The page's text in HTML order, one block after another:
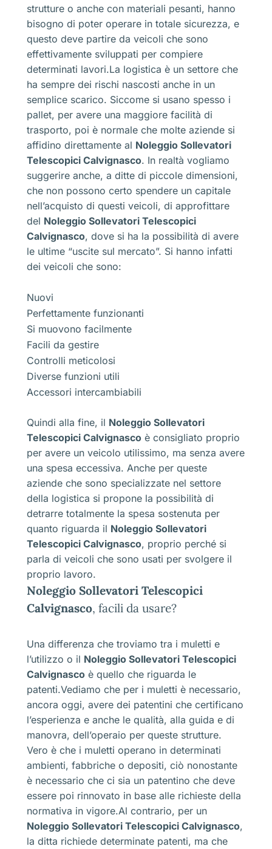
strutture o anche con materiali pesanti, hanno
bisogno di poter operare in totale sicurezza, e
questo deve partire da veicoli che sono
effettivamente sviluppati per compiere
determinati lavori.La logistica è un settore che
ha sempre dei rischi nascosti anche in un
semplice scarico. Siccome si usano spesso i
pallet, per avere una maggiore facilità di
trasporto, poi è normale che molte aziende si
affidino direttamente al Noleggio Sollevatori
Telescopici Calvignasco. In realtà vogliamo
suggerire anche, a ditte di piccole dimensioni,
che non possono certo spendere un capitale
nell’acquisto di questi veicoli, di approfittare
del Noleggio Sollevatori Telescopici
Calvignasco, dove si ha la possibilità di avere
le ultime “uscite sul mercato”. Si hanno infatti
dei veicoli che sono:
Nuovi
Perfettamente funzionanti
Si muovono facilmente
Facili da gestire
Controlli meticolosi
Diverse funzioni utili
Accessori intercambiabili
Quindi alla fine, il Noleggio Sollevatori
Telescopici Calvignasco è consigliato proprio
per avere un veicolo utilissimo, ma senza avere
una spesa eccessiva. Anche per queste
aziende che sono specializzate nel settore
della logistica si propone la possibilità di
detrarre totalmente la spesa sostenuta per
quanto riguarda il Noleggio Sollevatori
Telescopici Calvignasco, proprio perché si
parla di veicoli che sono usati per svolgere il
proprio lavoro.
Noleggio Sollevatori Telescopici
Calvignasco, facili da usare?
Una differenza che troviamo tra i muletti e
l’utilizzo o il Noleggio Sollevatori Telescopici
Calvignasco è quello che riguarda le
patenti.Vediamo che per i muletti è necessario,
ancora oggi, avere dei patentini che certificano
l’esperienza e anche le qualità, alla guida e di
manovra, dell’operaio per queste strutture.
Vero è che i muletti operano in determinati
ambienti, fabbriche o depositi, ciò nonostante
è necessario che ci sia un patentino che deve
essere poi rinnovato in base alle richieste della
normativa in vigore.Al contrario, per un
Noleggio Sollevatori Telescopici Calvignasco,
la ditta richiede determinate patenti, ma che